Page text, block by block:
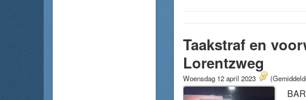
Taakstraf en
Lorentzweg
Woensdag 12 april 2023